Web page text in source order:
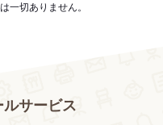
一切ありません。
サービス